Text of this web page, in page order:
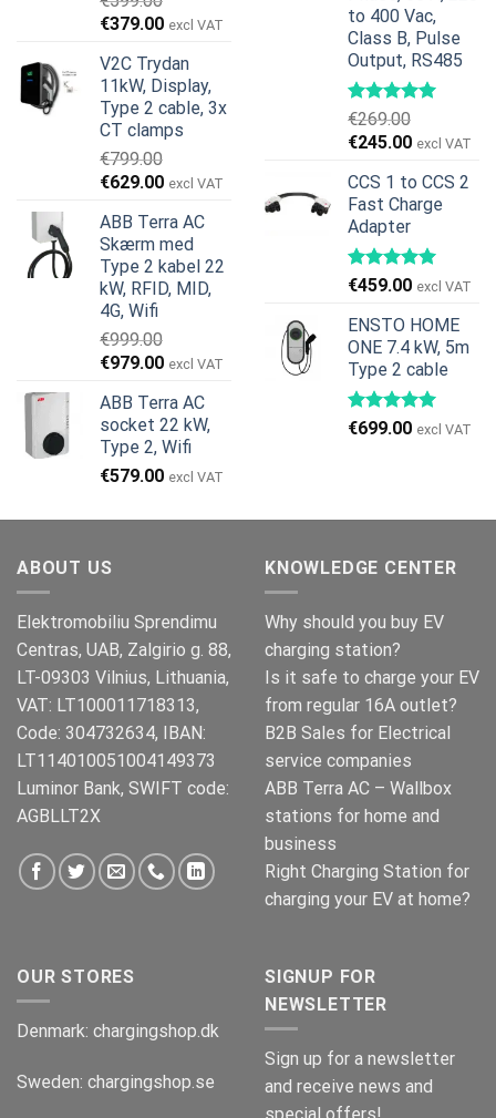
Den
pris
var:
€599.00.
€379.00Den
pris
er:
€379.00.
excl VAT
V2C Trydan
11kW, Display,
Type 2 cable, 3x
CT clamps
€799.00
Den
pris
var:
€799.00.
€629.00Den
pris
er:
€629.00.
excl VAT
ABB Terra AC
Skærm med
Type 2 kabel 22
kW, RFID, MID,
4G, Wifi
€999.00
Den
pris
var:
€999.00.
€979.00Den
pris
er:
€979.00.
excl VAT
ABB Terra AC
socket 22 kW,
Type 2, Wifi
€579.00 excl VAT
to 400 Vac,
Class B, Pulse
Output, RS485
€269.00
Den
pris
var:
€269.00.
€245.00Den
pris
er:
excl VAT
CCS 1 to CCS 2
Fast Charge
Adapter
€459.00 excl VAT
ENSTO HOME
ONE 7.4 kW, 5m
Type 2 cable
€699.00 excl VAT
ABOUT US
Elektromobiliu Sprendimu
Centras, UAB, Zalgirio g. 88,
LT-09303 Vilnius, Lithuania,
VAT: LT100011718313,
Code: 304732634, IBAN:
LT114010051004149373
Luminor Bank, SWIFT code:
AGBLLT2X
KNOWLEDGE CENTER
Why should you buy EV
charging station?
Is it safe to charge your EV
from regular 16A outlet?
B2B Sales for Electrical
service companies
ABB Terra AC – Wallbox
stations for home and
business
Right Charging Station for
charging your EV at home?
OUR STORES
Denmark: chargingshop.dk
Sweden: chargingshop.se
SIGNUP FOR
NEWSLETTER
Sign up for a newsletter
and receive news and